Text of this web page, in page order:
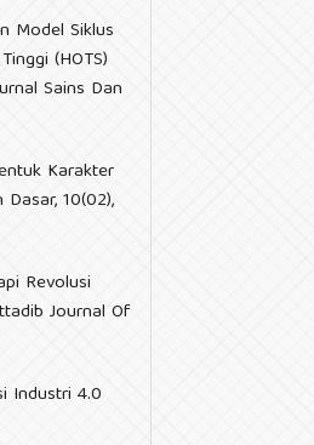
Model Siklus
(HOTS)
Sains Dan
Karakter
10(02),
Revolusi
Journal Of
Industri 4.0